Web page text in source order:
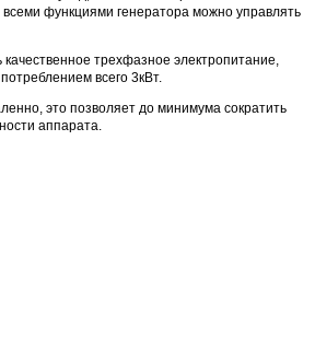
функциями генератора можно управлять
трехфазное электропитание,
всего 3кВт.
это позволяет до минимума сократить
аппарата.